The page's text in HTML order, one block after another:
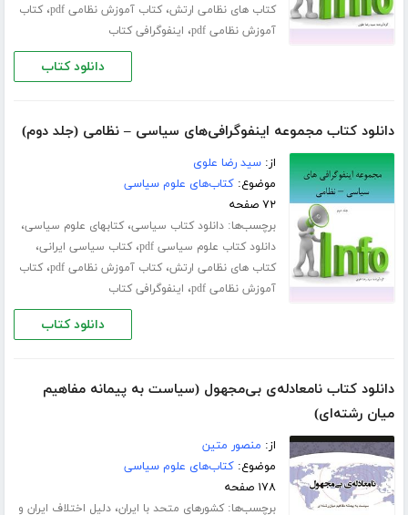
کتاب های نظامی ارتش،کتاب آموزش نظامی pdf ،کتاب
آموزش نظامی pdf
، اینفوگرافی کتاب
دانلود کتاب
دانلود کتاب مجموعه اینفوگرافی‌های سیاسی – نظامی (جلد دوم)
از:سید رضا علوی
موضوع:کتاب‌های علوم سیاسی
۷۲ صفحه
برچسب‌ها:دانلود کتاب سیاسی،کتابهای علوم سیاسی،
دانلود کتاب علوم سیاسی pdf ،کتاب سیاسی ایرانی،
کتاب های نظامی ارتش،کتاب آموزش نظامی pdf ،کتاب
آموزش نظامی pdf
، اینفوگرافی کتاب
دانلود کتاب
دانلود کتاب نامعادله‌ی بی‌مجهول (سیاست به پیمانه مفاهیم
میان رشته‌ای)
از: منصور متین
موضوع:کتاب‌های علوم سیاسی
۱۷۸ صفحه
برچسب‌ها:کشورهای متحد با ایران،دلیل اختلاف ایران و